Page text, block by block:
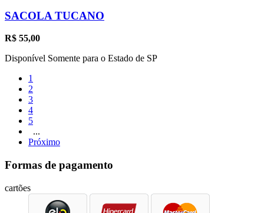
SACOLA TUCANO
R$ 55,00
Disponível Somente para o Estado de SP
1
2
3
4
5
...
Próximo
Formas de pagamento
cartões